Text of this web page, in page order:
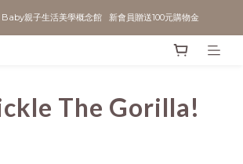
親子生活美學概念館   新會員贈送100元購物金
The Gorilla!